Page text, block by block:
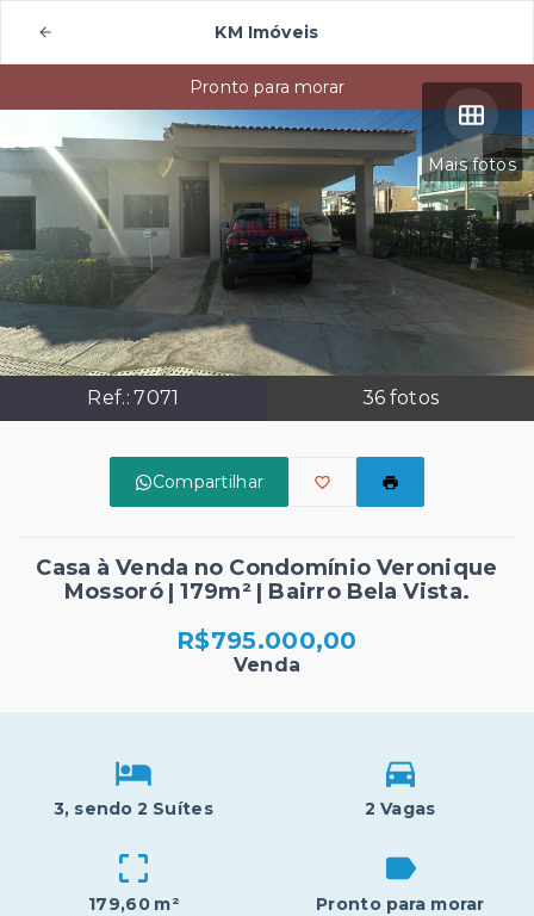
KM Imóveis
Mais fotos
Ref.:7071 36 fotos
Pronto para morar
Compartilhar
Casa à Venda no Condomínio Veronique
Mossoró | 179m² | Bairro Bela Vista.
R$795.000,00
Venda
3, sendo 2 Suítes 2 Vagas
179,60 m² Pronto para morar